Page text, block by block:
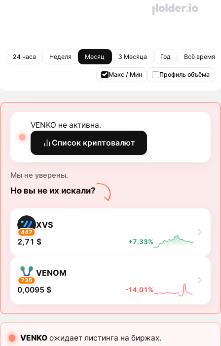
24 часа Неделя Месяц 3 Месяца Год Всё время
Макс / Мин Профиль объёма
VENKO не активна.
Список криптовалют
Мы не уверены.
Но вы не их искали?
447
XVS
2,71 $ +7,33%
735
VENOM
0,0095 $ -14,01%
VENKOожидает листинга на биржах.